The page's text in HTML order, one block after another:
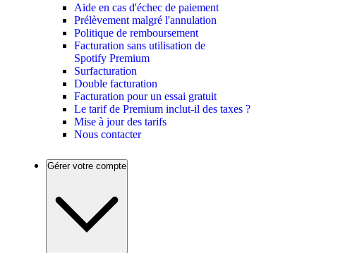
Aide en cas d'échec de paiement
Prélèvement malgré l'annulation
Politique de remboursement
Facturation sans utilisation de
Spotify Premium
Surfacturation
Double facturation
Facturation pour un essai gratuit
Le tarif de Premium inclut-il des taxes ?
Mise à jour des tarifs
Nous contacter
Gérer votre compte